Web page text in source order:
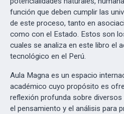
función que deben cumplir las
de este proceso, tanto en
como con el Estado. Estos son
cuales se analiza en este libro el
tecnológico en el Perú.
Aula Magna es un espacio
académico cuyo propósito es
reflexión profunda sobre
el pensamiento y el análisis para